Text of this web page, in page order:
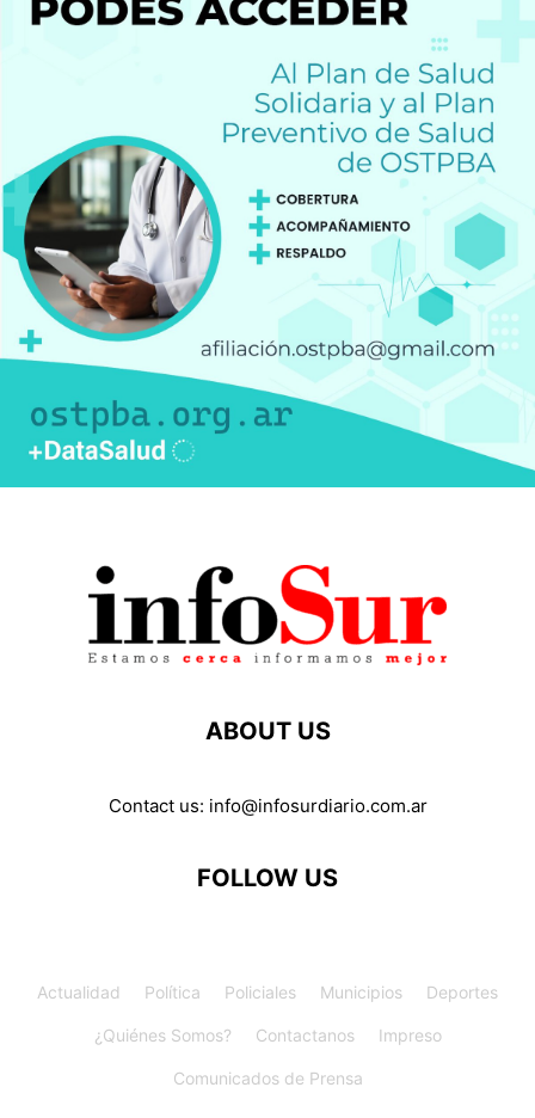
ABOUT US
Contact us: info@infosurdiario.com.ar
FOLLOW US
Actualidad Política Policiales Municipios Deportes
¿Quiénes Somos? Contactanos Impreso
Comunicados de Prensa